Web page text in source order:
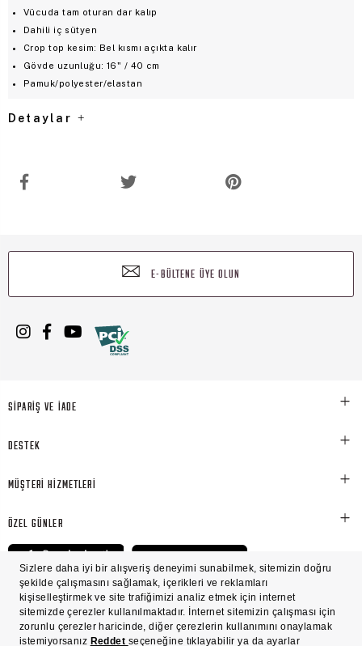
Vücuda tam oturan dar kalıp
Dahili iç sütyen
Crop top kesim: Bel kısmı açıkta kalır
Gövde uzunluğu: 16" / 40 cm
Pamuk/polyester/elastan
Detaylar
E-BÜLTENE ÜYE OLUN
SİPARİŞ VE İADE
DESTEK
MÜŞTERİ HİZMETLERİ
ÖZEL GÜNLER
© Victoria's Secret Shaya Mağazacılık A.Ş. Franchise lisansı aracılığıyla işletilen ticari
markasıdır. Her hakkı saklıdır.